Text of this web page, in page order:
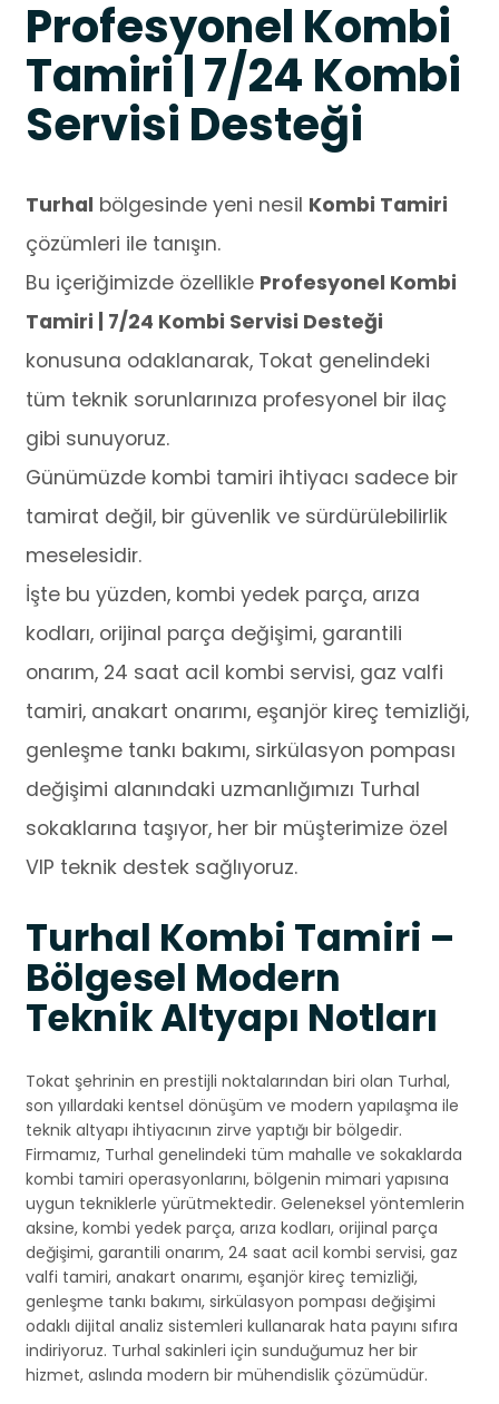
Profesyonel Kombi
Tamiri | 7/24 Kombi
Servisi Desteği
Turhal bölgesinde yeni nesil Kombi Tamiri
çözümleri ile tanışın.
Bu içeriğimizde özellikle Profesyonel Kombi
Tamiri | 7/24 Kombi Servisi Desteği
konusuna odaklanarak, Tokat genelindeki
tüm teknik sorunlarınıza profesyonel bir ilaç
gibi sunuyoruz.
Günümüzde kombi tamiri ihtiyacı sadece bir
tamirat değil, bir güvenlik ve sürdürülebilirlik
meselesidir.
İşte bu yüzden, kombi yedek parça, arıza
kodları, orijinal parça değişimi, garantili
onarım, 24 saat acil kombi servisi, gaz valfi
tamiri, anakart onarımı, eşanjör kireç temizliği,
genleşme tankı bakımı, sirkülasyon pompası
değişimi alanındaki uzmanlığımızı Turhal
sokaklarına taşıyor, her bir müşterimize özel
VIP teknik destek sağlıyoruz.
Turhal Kombi Tamiri –
Bölgesel Modern
Teknik Altyapı Notları
Tokat şehrinin en prestijli noktalarından biri olan Turhal,
son yıllardaki kentsel dönüşüm ve modern yapılaşma ile
teknik altyapı ihtiyacının zirve yaptığı bir bölgedir.
Firmamız, Turhal genelindeki tüm mahalle ve sokaklarda
kombi tamiri operasyonlarını, bölgenin mimari yapısına
uygun tekniklerle yürütmektedir. Geleneksel yöntemlerin
aksine, kombi yedek parça, arıza kodları, orijinal parça
değişimi, garantili onarım, 24 saat acil kombi servisi, gaz
valfi tamiri, anakart onarımı, eşanjör kireç temizliği,
genleşme tankı bakımı, sirkülasyon pompası değişimi
odaklı dijital analiz sistemleri kullanarak hata payını sıfıra
indiriyoruz. Turhal sakinleri için sunduğumuz her bir
hizmet, aslında modern bir mühendislik çözümüdür.